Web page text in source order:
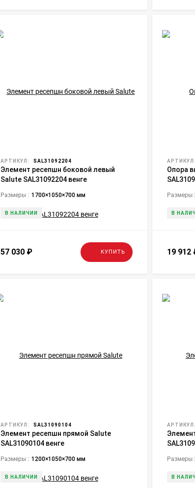
АРТИКУЛ: SAL31092204
Элемент ресепшн боковой левый
Salute SAL31092204 венге
Размеры : 1700×1050×700 мм
В НАЛИЧИИ
57 030 ₽ КУПИТЬ
АРТИКУЛ:
Опора
Размеры :
В
19 912
АРТИКУЛ: SAL31090104
Элемент ресепшн прямой Salute
SAL31090104 венге
Размеры : 1200×1050×700 мм
В НАЛИЧИИ
АРТИКУЛ:
Размеры :
В